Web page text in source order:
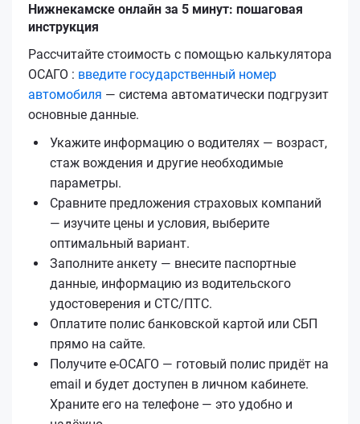
Нижнекамске онлайн за 5 минут: пошаговая
инструкция
Рассчитайте стоимость с помощью калькулятора
ОСАГО : введите государственный номер
автомобиля — система автоматически подгрузит
основные данные.
Укажите информацию о водителях — возраст,
стаж вождения и другие необходимые
параметры.
Сравните предложения страховых компаний
— изучите цены и условия, выберите
оптимальный вариант.
Заполните анкету — внесите паспортные
данные, информацию из водительского
удостоверения и СТС/ПТС.
Оплатите полис банковской картой или СБП
прямо на сайте.
Получите е‑ОСАГО — готовый полис придёт на
email и будет доступен в личном кабинете.
Храните его на телефоне — это удобно и